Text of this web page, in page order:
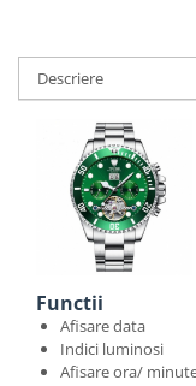
Descriere
Functii
Afisare data
Indici luminosi
Afisare ora/